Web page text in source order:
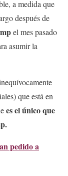
a medida que
después de
el mes pasado
asumir la
que está en
es el único que
pedido a